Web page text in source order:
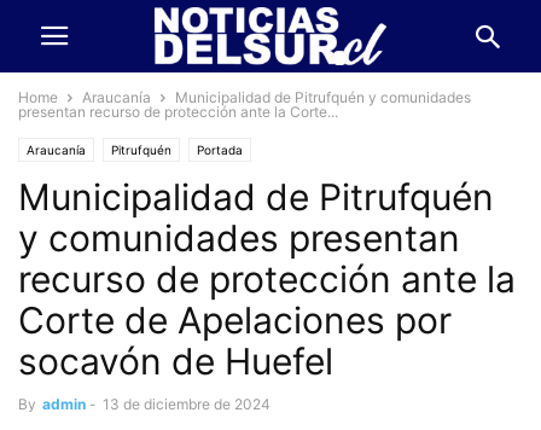
Home Araucanía
Municipalidad de Pitrufquén y comunidades
presentan recurso de protección ante la Corte...
Araucanía Pitrufquén Portada
Municipalidad de Pitrufquén
y comunidades presentan
recurso de protección ante la
Corte de Apelaciones por
socavón de Huefel
By admin - 13 de diciembre de 2024